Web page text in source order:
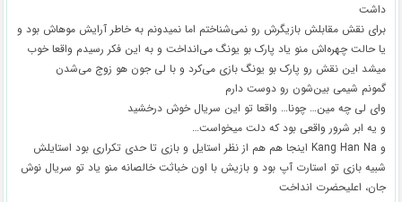
داشت
برای نقش مقابلش بازیگرش رو نمی‌شناختم اما نمیدونم به خاطر آرايش موهاش بود و
یا حالت چهره‌اش منو یاد پارک بو یونگ می‌انداخت و به این فکر رسیدم واقعا خوب
میشد این نقش رو پارک بو یونگ بازی می‌کرد و با لی جون هو زوج می‌شدن
گمونم شیمی بین‌شون رو دوست دارم
وای لی چه مین… چونا… واقعا تو این سریال خوش درخشید
و یه ابر شرور واقعی بود که دلت میخواست…
و Kang Han Na اینجا هم هم از نظر استایل و بازی تا حدی تکراری بود استایلش
شبیه بازی تو استارت آپ بود و بازیش با اون خباثت خالصانه منو یاد تو سریال نوش
جان، اعلیحضرت انداخت